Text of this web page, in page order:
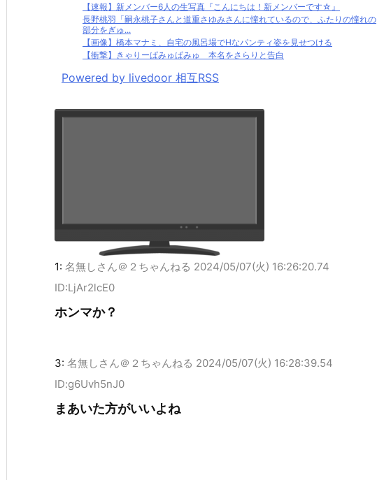
【速報】新メンバー6人の生写真『こんにちは！新メンバーです☆』
長野桃羽「嗣永桃子さんと道重さゆみさんに憧れているので、ふたりの憧れの
部分をぎゅ...
【画像】橋本マナミ、自宅の風呂場でHなパンティ姿を見せつける
【衝撃】きゃりーぱみゅぱみゅ 本名をさらりと告白
Powered by livedoor 相互RSS
1: 名無しさん＠２ちゃんねる 2024/05/07(火) 16:26:20.74
ID:LjAr2lcE0
ホンマか？
3: 名無しさん＠２ちゃんねる 2024/05/07(火) 16:28:39.54
ID:g6Uvh5nJ0
まあいた方がいいよね